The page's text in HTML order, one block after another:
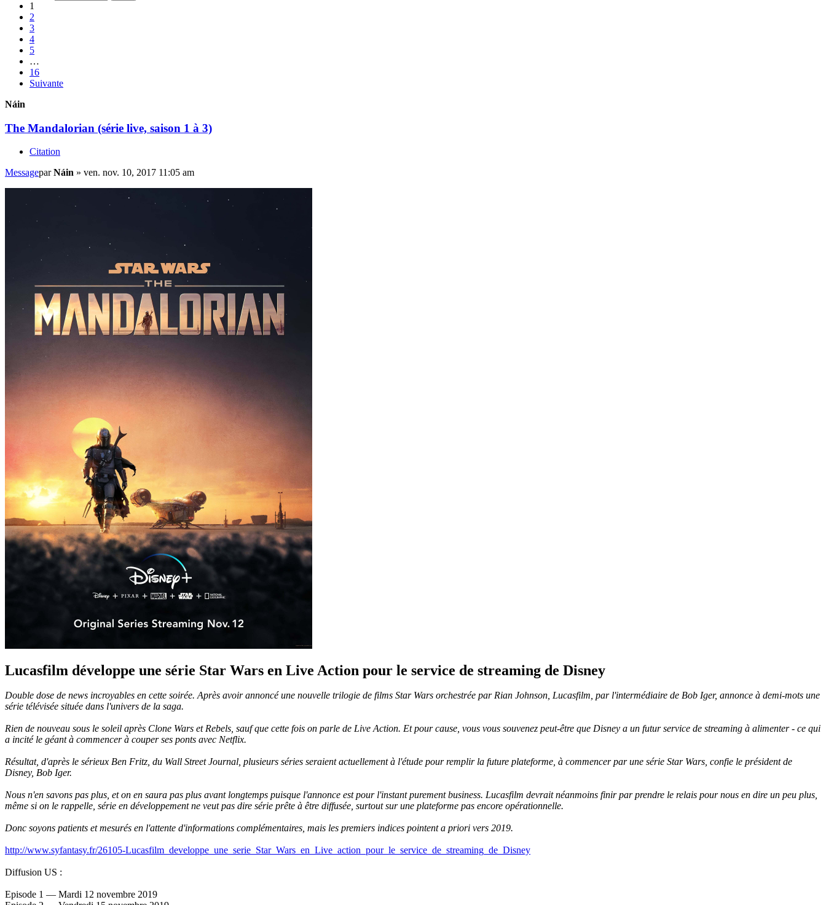
1
2
3
4
5
…
16
Suivante
Náin
The Mandalorian (série live, saison 1 à 3)
Citation
MessageparNáin » ven. nov. 10, 2017 11:05 am
Lucasfilm développe une série Star Wars en Live Action pour le service de streaming de Disney
Double dose de news incroyables en cette soirée. Après avoir annoncé une nouvelle trilogie de films Star Wars orchestrée par Rian Johnson, Lucasfilm, par l'intermédiaire de Bob Iger, annonce à demi-mots une
série télévisée située dans l'univers de la saga.
Rien de nouveau sous le soleil après Clone Wars et Rebels, sauf que cette fois on parle de Live Action. Et pour cause, vous vous souvenez peut-être que Disney a un futur service de streaming à alimenter - ce qui
a incité le géant à commencer à couper ses ponts avec Netflix.
Résultat, d'après le sérieux Ben Fritz, du Wall Street Journal, plusieurs séries seraient actuellement à l'étude pour remplir la future plateforme, à commencer par une série Star Wars, confie le président de
Disney, Bob Iger.
Nous n'en savons pas plus, et on en saura pas plus avant longtemps puisque l'annonce est pour l'instant purement business. Lucasfilm devrait néanmoins finir par prendre le relais pour nous en dire un peu plus,
même si on le rappelle, série en développement ne veut pas dire série prête à être diffusée, surtout sur une plateforme pas encore opérationnelle.
Donc soyons patients et mesurés en l'attente d'informations complémentaires, mais les premiers indices pointent a priori vers 2019.
http://www.syfantasy.fr/26105-Lucasfilm_developpe_une_serie_Star_Wars_en_Live_action_pour_le_service_de_streaming_de_Disney
Diffusion US :
Episode 1 — Mardi 12 novembre 2019